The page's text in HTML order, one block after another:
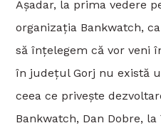
Așadar, la prima vedere
organizația Bankwatch,
să înțelegem că vor veni
în județul Gorj nu există
ceea ce privește
Bankwatch, Dan Dobre,